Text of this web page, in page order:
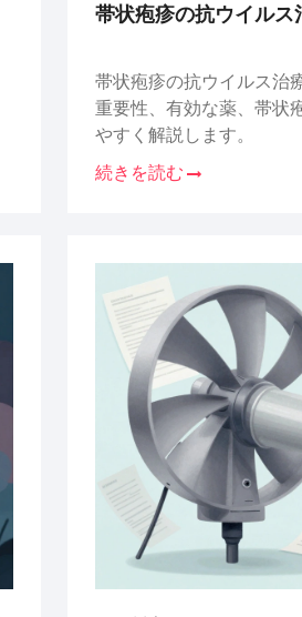
帯状疱疹の抗ウイル
帯状疱疹の抗ウイルス治
重要性、有効な薬、帯状
やすく解説します。
続きを読む